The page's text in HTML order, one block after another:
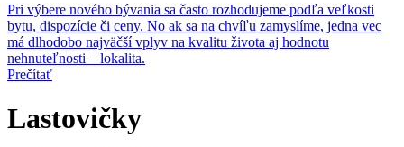
Pri výbere nového bývania sa často rozhodujeme podľa veľkosti
bytu, dispozície či ceny. No ak sa na chvíľu zamyslíme, jedna vec
má dlhodobo najväčší vplyv na kvalitu života aj hodnotu
nehnuteľnosti – lokalita.
Prečítať
Lastovičky